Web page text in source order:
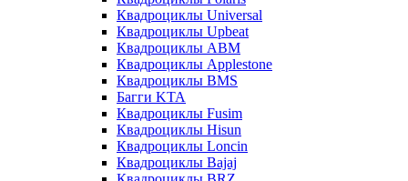
Квадроциклы Universal
Квадроциклы Upbeat
Квадроциклы ABM
Квадроциклы Applestone
Квадроциклы BMS
Багги KTA
Квадроциклы Fusim
Квадроциклы Hisun
Квадроциклы Loncin
Квадроциклы Bajaj